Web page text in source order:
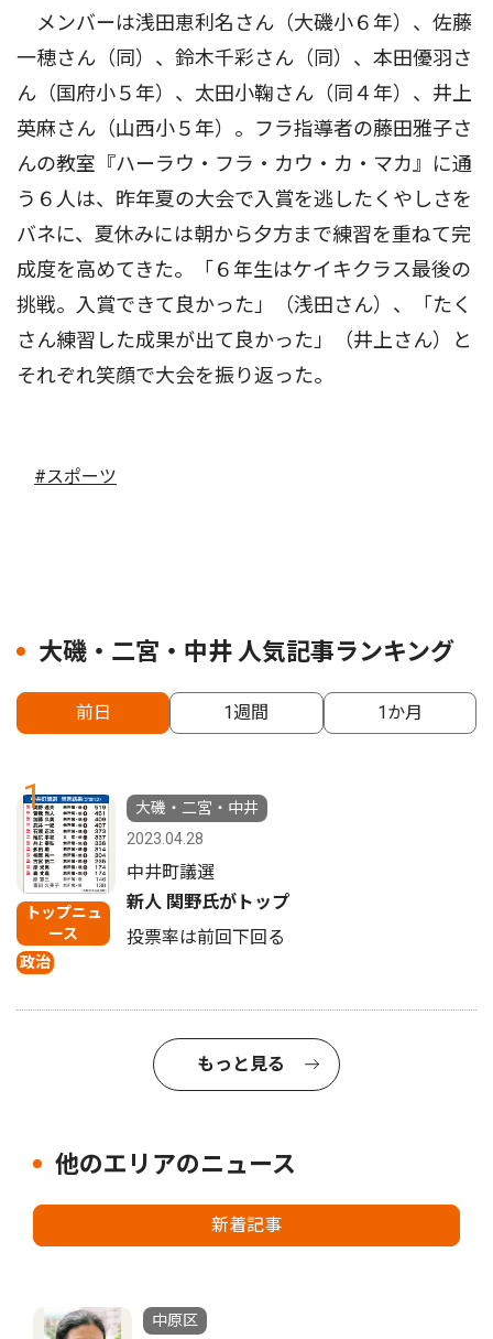
メンバーは浅田恵利名さん（大磯小６年）、佐藤
一穂さん（同）、鈴木千彩さん（同）、本田優羽さ
ん（国府小５年）、太田小鞠さん（同４年）、井上
英麻さん（山西小５年）。フラ指導者の藤田雅子さ
んの教室『ハーラウ・フラ・カウ・カ・マカ』に通
う６人は、昨年夏の大会で入賞を逃したくやしさを
バネに、夏休みには朝から夕方まで練習を重ねて完
成度を高めてきた。「６年生はケイキクラス最後の
挑戦。入賞できて良かった」（浅田さん）、「たく
さん練習した成果が出て良かった」（井上さん）と
それぞれ笑顔で大会を振り返った。
#スポーツ
大磯・二宮・中井 人気記事ランキング
前日 1週間 1か月
1
トップニュ
ース
政治
大磯・二宮・中井
2023.04.28
中井町議選
新人 関野氏がトップ
投票率は前回下回る
もっと見る
他のエリアのニュース
新着記事
中原区